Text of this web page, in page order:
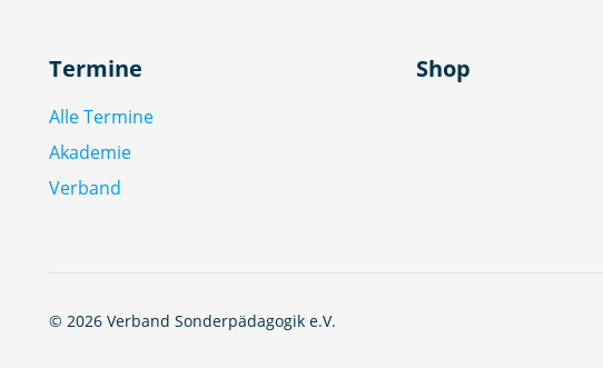
Termine
Alle Termine
Akademie
Verband
Shop
© 2026 Verband Sonderpädagogik e.V.